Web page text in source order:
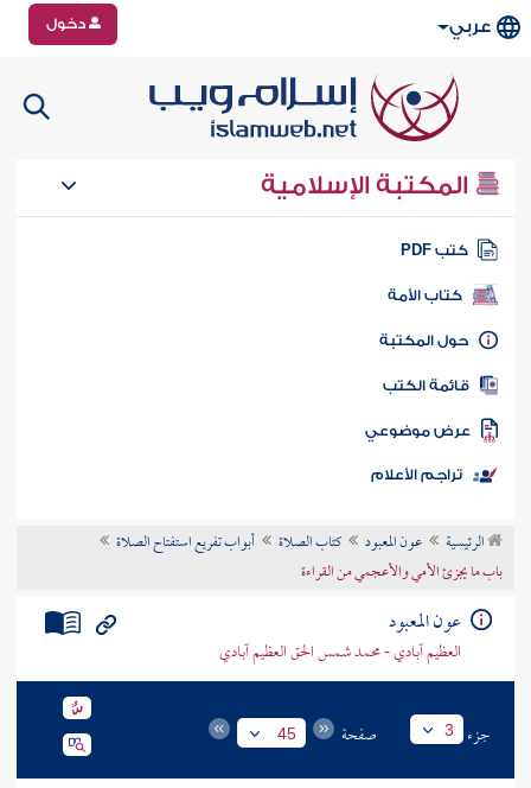
عربي دخول
المكتبة الإسلامية
كتب PDF
كتاب الأمة
المكتبة
الكتب
موضوعي
تراجم الأعلام
الرئيسية عون المعبود كتاب الصلاة
أبواب تفريع استفتاح الصلاة
باب ما يجزئ الأمي والأعجمي من القراءة
عون المعبود
العظيم آبادي - محمد شمس الحق العظيم آبادي
جزء 3 صفحة 45